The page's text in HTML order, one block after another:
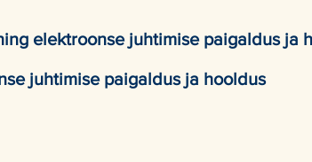
elektroonse juhtimise paigaldus ja
juhtimise paigaldus ja hooldus